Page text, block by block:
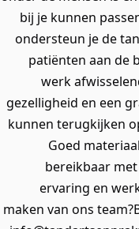
bij je kunnen
ondersteun je de
patiënten aan de
werk
gezelligheid en een
kunnen terugkijken
Goed
bereikbaar
ervaring en
maken van ons